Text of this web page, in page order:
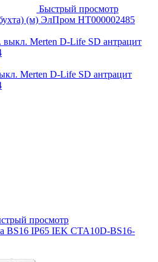
Быстрый просмотр
(м) ЭлПром НТ000002485
Merten D-Life SD антрацит
просмотр
BS16 IP65 IEK CTA10D-BS16-